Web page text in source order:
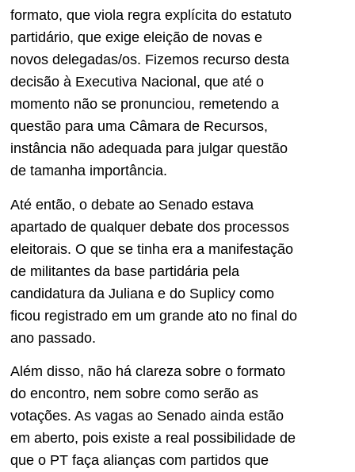
formato, que viola regra explícita do estatuto
partidário, que exige eleição de novas e
novos delegadas/os. Fizemos recurso desta
decisão à Executiva Nacional, que até o
momento não se pronunciou, remetendo a
questão para uma Câmara de Recursos,
instância não adequada para julgar questão
de tamanha importância.
Até então, o debate ao Senado estava
apartado de qualquer debate dos processos
eleitorais. O que se tinha era a manifestação
de militantes da base partidária pela
candidatura da Juliana e do Suplicy como
ficou registrado em um grande ato no final do
ano passado.
Além disso, não há clareza sobre o formato
do encontro, nem sobre como serão as
votações. As vagas ao Senado ainda estão
em aberto, pois existe a real possibilidade de
que o PT faça alianças com partidos que